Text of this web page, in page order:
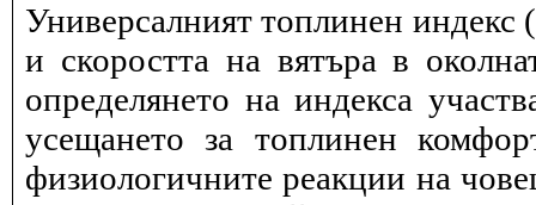
Универсалният топлинен индекс
и скоростта на вятъра в
определянето на индекса
усещането за топлинен
физиологичните реакции на